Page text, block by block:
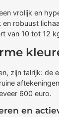
vrolijk en
robuust
van 10 tot 12
zijn talrijk:
600 euro.
en